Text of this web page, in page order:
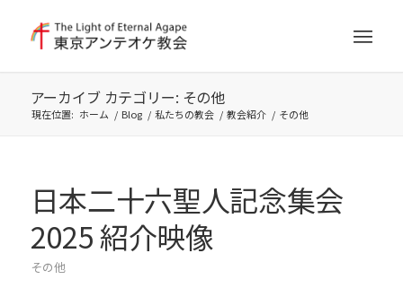
アーカイブ カテゴリー: その他
現在位置: ホーム / Blog / 私たちの教会 / 教会紹介 / その他
日本二十六聖人記念集会
2025 紹介映像
その他